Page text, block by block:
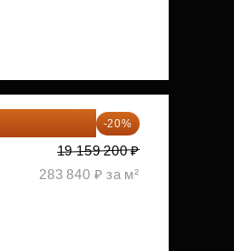
-20%
19 159 200 ₽
283 840 ₽ за м²